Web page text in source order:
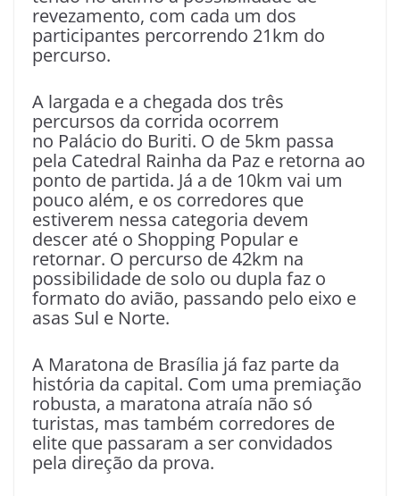
revezamento, com cada um dos
participantes percorrendo 21km do
percurso.
A largada e a chegada dos três
percursos da corrida ocorrem
no Palácio do Buriti. O de 5km passa
pela Catedral Rainha da Paz e retorna ao
ponto de partida. Já a de 10km vai um
pouco além, e os corredores que
estiverem nessa categoria devem
descer até o Shopping Popular e
retornar. O percurso de 42km na
possibilidade de solo ou dupla faz o
formato do avião, passando pelo eixo e
asas Sul e Norte.
A Maratona de Brasília já faz parte da
história da capital. Com uma premiação
robusta, a maratona atraía não só
turistas, mas também corredores de
elite que passaram a ser convidados
pela direção da prova.